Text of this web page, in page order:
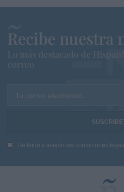
Recibe nuestra
Lo más destacado de
correo
Tu correo electrónico...
He leído y acepto las condiciones